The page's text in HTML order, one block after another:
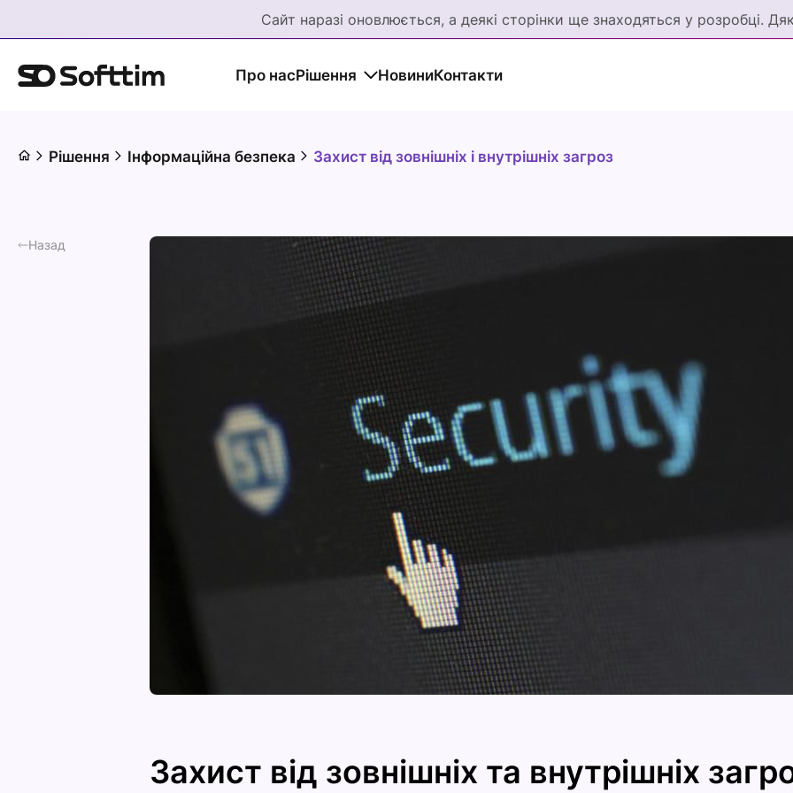
Сайт наразі оновлюється, а деякі сторінки ще знаходяться у розробці.
Про насРішення НовиниКонтакти
Рішення Інформаційна безпека Захист від зовнішніх і внутрішніх загроз
Назад
Захист від зовнішніх та внутрішніх